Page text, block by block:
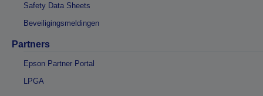
Safety Data Sheets
Beveiligingsmeldingen
Partners
Epson Partner Portal
LPGA